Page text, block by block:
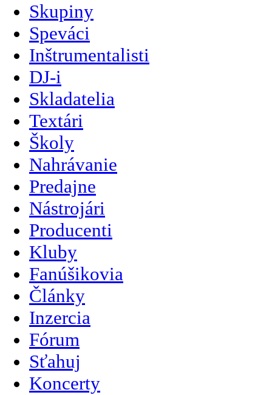
Skupiny
Speváci
Inštrumentalisti
DJ-i
Skladatelia
Textári
Školy
Nahrávanie
Predajne
Nástrojári
Producenti
Kluby
Fanúšikovia
Články
Inzercia
Fórum
Sťahuj
Koncerty